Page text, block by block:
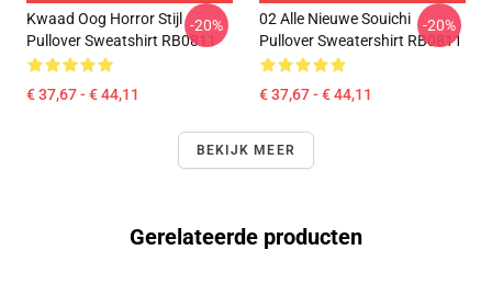
Kwaad Oog Horror Stijl
Pullover Sweatshirt RB0811
€ 37,67 - € 44,11
-20%
02 Alle Nieuwe Souichi
Pullover Sweatershirt RB0811
€ 37,67 - € 44,11
-20%
BEKIJK MEER
Gerelateerde producten